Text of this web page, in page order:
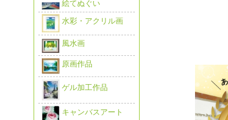
絵てぬぐい
水彩・アクリル画
風水画
原画作品
ゲル加工作品
キャンバスアート